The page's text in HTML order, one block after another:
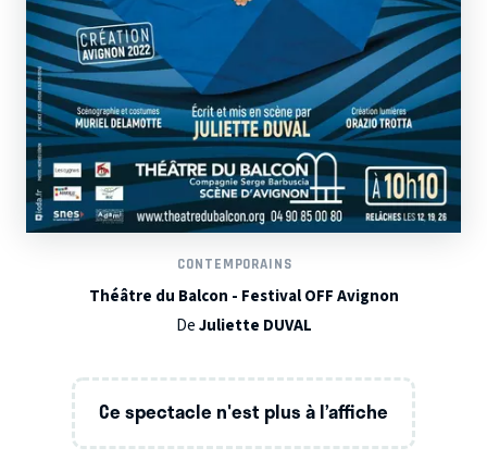
CONTEMPORAINS
Théâtre du Balcon - Festival OFF Avignon
DeJuliette DUVAL
Ce spectacle n'est plus à l’affiche